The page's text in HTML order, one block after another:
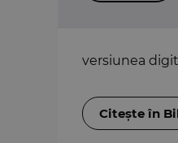
versiunea
Citește în